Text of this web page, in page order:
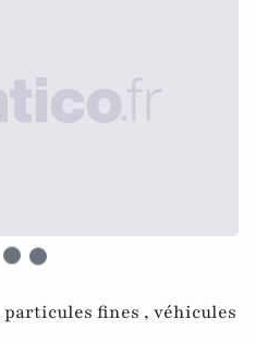
particules fines , véhicules